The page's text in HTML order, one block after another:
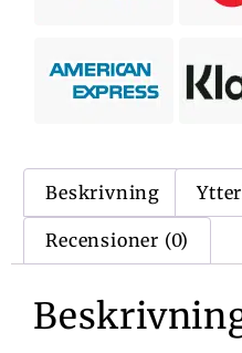
Beskrivning
Recensioner (0)